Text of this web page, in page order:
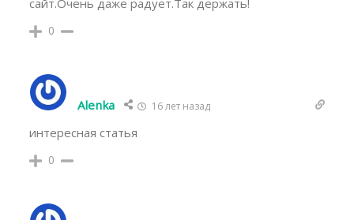
сайт.Очень даже радует.Так держать!
0
Alenka 16 лет назад
интересная статья
0